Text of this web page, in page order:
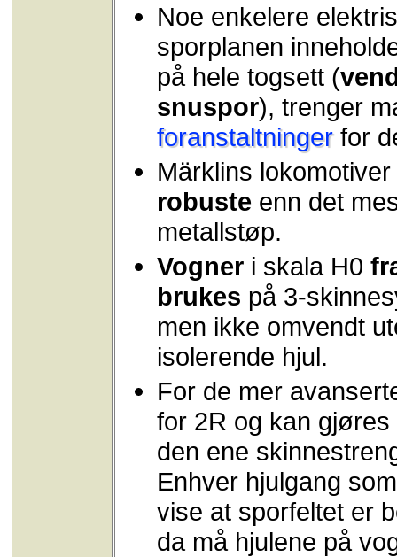
Noe enkelere
sporplanen
på hele togsett (
snuspor), trenger
foranstaltningerfor
Märklins
robuste enn det
metallstøp.
Vogneri skala H0
brukes på 3-
men ikke omvendt
isolerende hjul.
For de mer
for 2R og kan
den ene
Enhver hjulgang
vise at sporfeltet er
da må hjulene på